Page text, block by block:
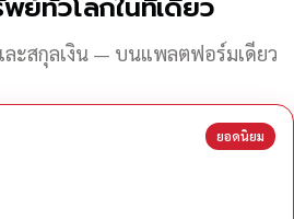
ะสกุลเงิน — บนแพลตฟอร์มเดียว
ยอดนิยม